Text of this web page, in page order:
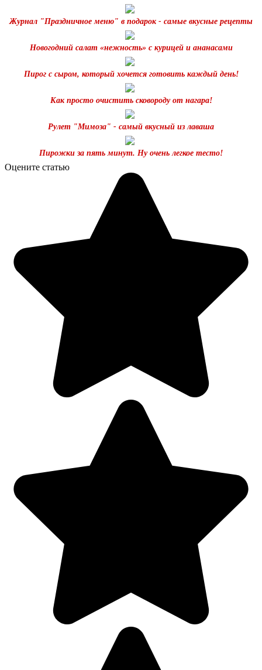
Журнал "Праздничное меню" в подарок - самые вкусные рецепты
Новогодний салат «нежность» с курицей и ананасами
Пирог с сыром, который хочется готовить каждый день!
Как просто очистить сковороду от нагара!
Рулет "Мимоза" - самый вкусный из лаваша
Пирожки за пять минут. Ну очень легкое тесто!
Оцените статью